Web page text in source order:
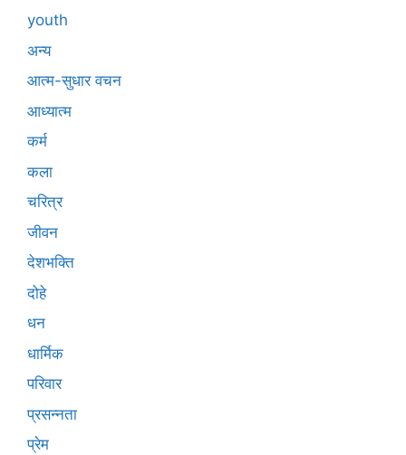
youth
अन्य
आत्म-सुधार वचन
आध्यात्म
कर्म
कला
चरित्र
जीवन
देशभक्ति
दोहे
धन
धार्मिक
परिवार
प्रसन्नता
प्रेम